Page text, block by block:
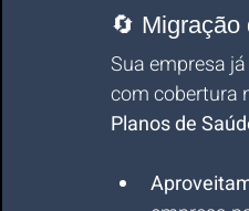
🔄
Sua empresa
com cobertura
Planos de